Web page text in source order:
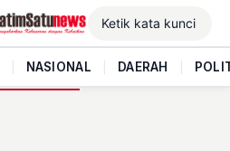
NASIONAL DAERAH